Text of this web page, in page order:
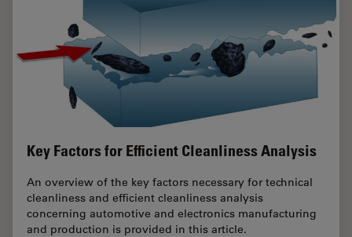
Key Factors for Efficient Cleanliness Analysis
An overview of the key factors necessary for technical
cleanliness and efficient cleanliness analysis
concerning automotive and electronics manufacturing
and production is provided in this article.